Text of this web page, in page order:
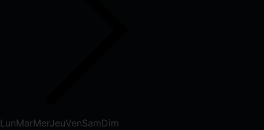
LunMarMerJeuVenSamDim